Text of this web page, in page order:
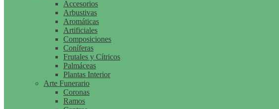
Accesorios
Arbustivas
Aromáticas
Artificiales
Composiciones
Coníferas
Frutales y Cítricos
Palmáceas
Plantas Interior
Arte Funerario
Coronas
Ramos